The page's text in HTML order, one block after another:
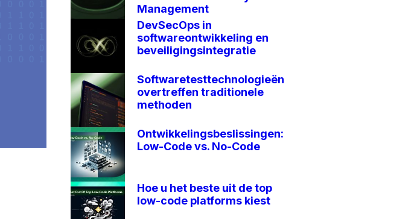
Management
DevSecOps in
softwareontwikkeling en
beveiligingsintegratie
Softwaretesttechnologieën
overtreffen traditionele
methoden
Ontwikkelingsbeslissingen:
Low-Code vs. No-Code
Hoe u het beste uit de top
low-code platforms kiest